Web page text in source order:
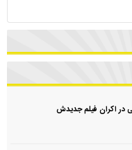
در اکران فیلم جدیدش